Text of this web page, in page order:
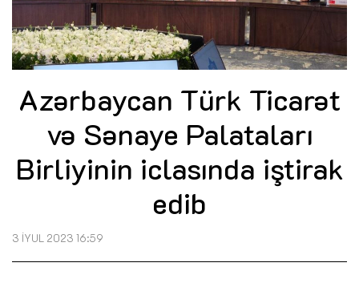
Azərbaycan Türk Ticarət
və Sənaye Palataları
Birliyinin iclasında iştirak
edib
3 İYUL 2023 16:59